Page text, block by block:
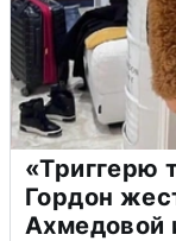
«Триггерю
Гордон
Ахмедовой